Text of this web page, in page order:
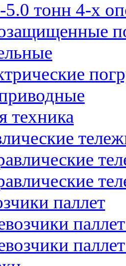
5.0 тонн 4-х
техника
паллет